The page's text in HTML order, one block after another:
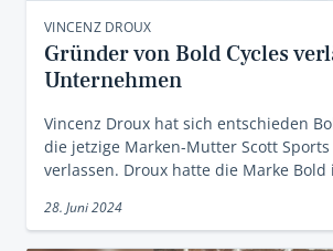
VINCENZ DROUX
Gründer von Bold Cycles
Unternehmen
Vincenz Droux hat sich entschieden
die jetzige Marken-Mutter Scott Sports
verlassen. Droux hatte die Marke Bold
28. Juni 2024